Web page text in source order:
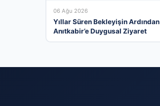
06 Ağu 2026
Yıllar Süren Bekleyişin Ardından
Anıtkabir’e Duygusal Ziyaret